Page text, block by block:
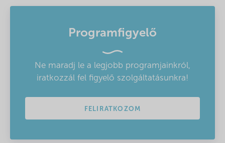
Programfigyelő
Ne maradj le a legjobb programjainkról,
iratkozzál fel figyelő szolgáltatásunkra!
FELIRATKOZOM